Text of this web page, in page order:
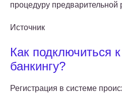
процедуру предварительной
Источник
Как подключиться
банкингу?
Регистрация в системе